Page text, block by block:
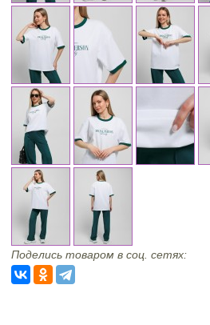
Поделись товаром в соц. сетях: